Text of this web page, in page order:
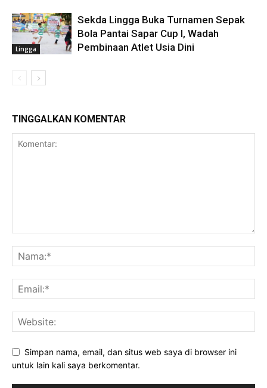
Lingga
Sekda Lingga Buka Turnamen Sepak
Bola Pantai Sapar Cup I, Wadah
Pembinaan Atlet Usia Dini
TINGGALKAN KOMENTAR
Simpan nama, email, dan situs web saya di browser ini
untuk lain kali saya berkomentar.